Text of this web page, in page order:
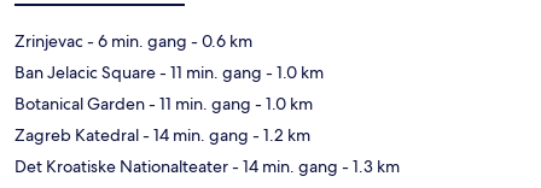
Zrinjevac- 6 min. gang - 0.6 km
Ban Jelacic Square- 11 min. gang - 1.0 km
Botanical Garden- 11 min. gang - 1.0 km
Zagreb Katedral- 14 min. gang - 1.2 km
Det Kroatiske Nationalteater- 14 min. gang - 1.3 km